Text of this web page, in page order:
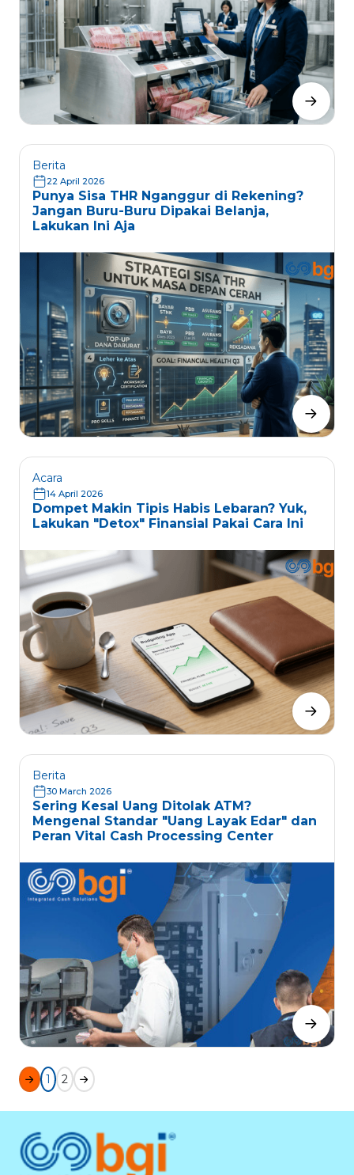
Berita
22 April 2026
Punya Sisa THR Nganggur di Rekening?
Jangan Buru-Buru Dipakai Belanja,
Lakukan Ini Aja
Acara
14 April 2026
Dompet Makin Tipis Habis Lebaran? Yuk,
Lakukan "Detox" Finansial Pakai Cara Ini
Berita
30 March 2026
Sering Kesal Uang Ditolak ATM?
Mengenal Standar "Uang Layak Edar" dan
Peran Vital Cash Processing Center
1 2